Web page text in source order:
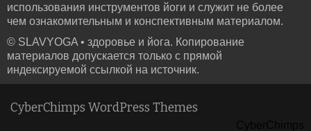
использования инструментов йоги и служит не более
чем ознакомительным и конспективным материалом.
© SLAVYOGA • здоровье и йога. Копирование
материалов допускается только с прямой
индексируемой ссылкой на источник.
CyberChimps WordPress Themes